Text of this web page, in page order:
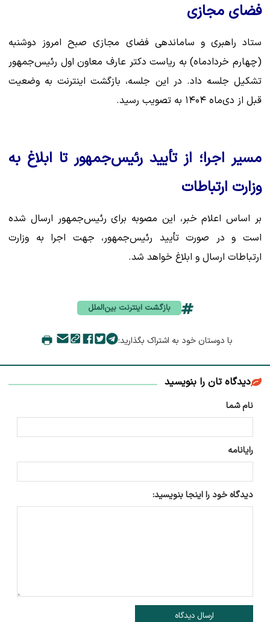
فضای مجازی
ستاد راهبری و ساماندهی فضای مجازی صبح امروز دوشنبه
(چهارم خردادماه) به ریاست دکتر عارف معاون اول رئیس‌جمهور
تشکیل جلسه داد. در این جلسه، بازگشت اینترنت به وضعیت
قبل از دی‌ماه ۱۴۰۴ به تصویب رسید.
مسیر اجرا؛ از تأیید رئیس‌جمهور تا ابلاغ به
وزارت ارتباطات
بر اساس اعلام خبر، این مصوبه برای رئیس‌جمهور ارسال شده
است و در صورت تأیید رئیس‌جمهور، جهت اجرا به وزارت
ارتباطات ارسال و ابلاغ خواهد شد.
بازگشت اینترنت بین‌الملل
با دوستان خود به اشتراک بگذارید:
دیدگاه تان را بنویسید
نام شما
رایانامه
دیدگاه خود را اینجا بنویسید:
ارسال دیدگاه